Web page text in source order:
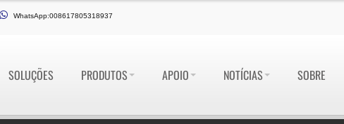
WhatsApp:008617805318937
SOLUÇÕES PRODUTOS APOIO NOTÍCIAS SOBRE